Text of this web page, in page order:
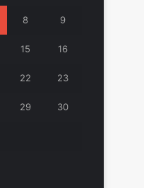
8 9
15 16
22 23
29 30